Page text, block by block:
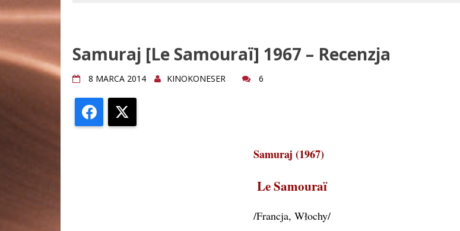
Samuraj [Le Samouraï] 1967 – Recenzja
8 MARCA 2014 KINOKONESER 6
Facebook
Samuraj (1967)
Le Samouraï
/Francja, Włochy/